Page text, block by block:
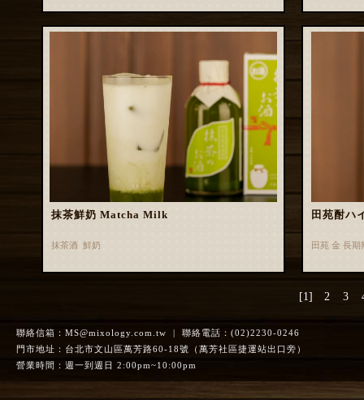
抹茶鮮奶 Matcha Milk
抹茶酒 鮮奶
田苑酎ハ
田苑 金 長
[1] 2 3
聯絡信箱： MS@mixology.com.tw | 聯絡電話：(02)2230-0246
門市地址：台北市文山區萬芳路60-18號（萬芳社區捷運站出口旁）
營業時間：週一到週日 2:00pm~10:00pm